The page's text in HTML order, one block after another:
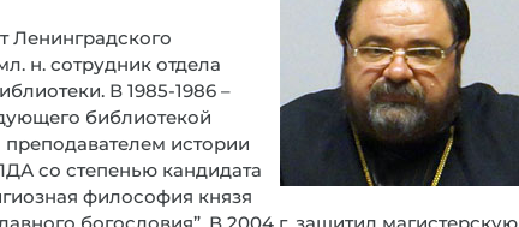
Ленинградского
н. сотрудник отдела
В 1985-1986 –
библиотекой
истории
со степенью кандидата
философия князя